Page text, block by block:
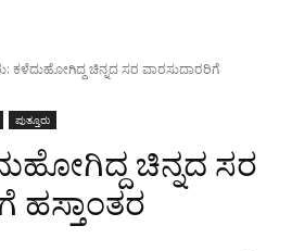
ಕಳೆದುಹೋಗಿದ್ದ ಚಿನ್ನದ ಸರ ವಾರಸುದಾರರಿಗೆ
ಪುತ್ತೂರು
ಚಿನ್ನದ ಸರ
ಹಸ್ತಾಂತರ